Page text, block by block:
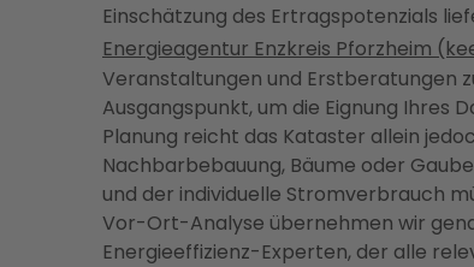
Einschätzung des Ertragspotenzials
Energieagentur Enzkreis Pforzheim
Veranstaltungen und Erstberatungen
Ausgangspunkt, um die Eignung Ihres
Planung reicht das Kataster allein
Nachbarbebauung, Bäume oder
und der individuelle Stromverbrauch
Vor-Ort-Analyse übernehmen wir
Energieeffizienz-Experten, der alle